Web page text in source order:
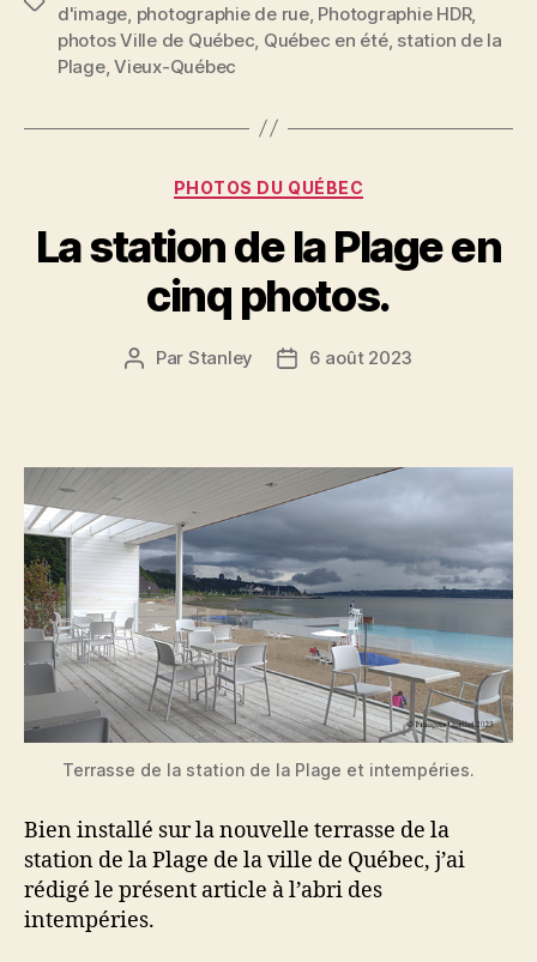
d'image, photographie de rue, Photographie HDR,
photos Ville de Québec, Québec en été, station de la
Plage,Vieux-Québec
Catégories
PHOTOS DU QUÉBEC
La station de la Plage en
cinq photos.
Auteur
Par Stanley
Date6 août 2023
Terrasse de la station de la Plage et intempéries.
Bien installé sur la nouvelle terrasse de la
station de la Plage de la ville de Québec, j’ai
rédigé le présent article à l’abri des
intempéries.